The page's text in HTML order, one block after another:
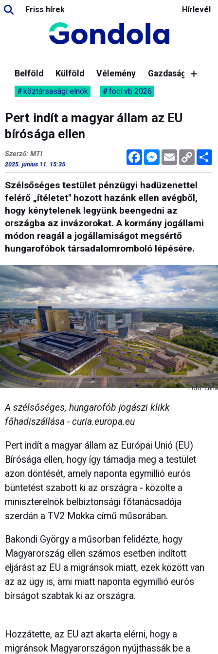
Friss hírek Hírlevél
Belföld Külföld Vélemény Gazdaság
köztársasági elnök foci vb 2026
Pert indít a magyar állam az EU
bírósága ellen
FacebookMessenger
Email Copy
Link
Szerző: MTI
2025. június 11. 15:35
Szélsőséges testület pénzügyi hadüzenettel
felérő „ítéletet" hozott hazánk ellen avégből,
hogy kénytelenek legyünk beengedni az
országba az invázorokat. A kormány jogállami
módon reagál a jogállamiságot megsértő
hungarofóbok társadalomromboló lépésére.
Fotó: curia
A szélsőséges, hungarofób jogászi klikk
főhadiszállása - curia.europa.eu
Pert indít a magyar állam az Európai Unió (EU)
Bírósága ellen, hogy így támadja meg a testület
azon döntését, amely naponta egymillió eurós
büntetést szabott ki az országra - közölte a
miniszterelnök belbiztonsági főtanácsadója
szerdán a TV2 Mokka című műsorában.
Bakondi György a műsorban felidézte, hogy
Magyarország ellen számos esetben indított
eljárást az EU a migránsok miatt, ezek között van
az az ügy is, ami miatt naponta egymillió eurós
bírságot szabtak ki az országra.
Hozzátette, az EU azt akarta elérni, hogy a
migránsok Magyarországon nyújthassák be a